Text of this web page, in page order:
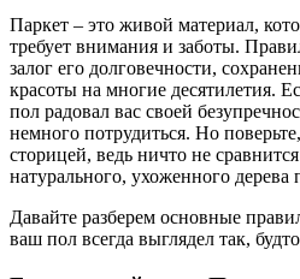
Паркет – это живой материал,
требует внимания и заботы.
залог его долговечности,
красоты на многие десятилетия.
пол радовал вас своей
немного потрудиться. Но
сторицей, ведь ничто не
натурального, ухоженного дерева
Давайте разберем основные
ваш пол всегда выглядел так,